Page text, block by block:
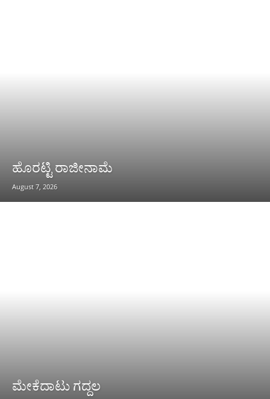
ಹೊರಟ್ಟಿ ರಾಜೀನಾಮೆ
August 7, 2026
ಮೇಕೆದಾಟು ಗದ್ದಲ